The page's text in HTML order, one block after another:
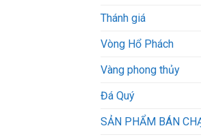
Thánh giá
Vòng Hổ Phách
Vàng phong thủy
Đá Quý
SẢN PHẨM BÁN